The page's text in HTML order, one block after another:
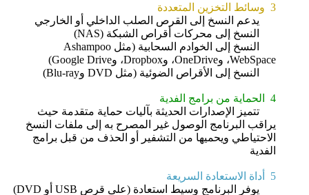
3 وسائط التخزين المتعددة
يدعم النسخ إلى القرص الصلب الداخلي أو الخارجي
النسخ إلى محركات أقراص الشبكة (NAS)
النسخ إلى الخوادم السحابية (مثل Ashampoo
WebSpace، وOneDrive، وDropbox، وGoogle Drive)
النسخ إلى الأقراص الضوئية (مثل DVD وBlu-ray)
4 الحماية من برامج الفدية
تتميز الإصدارات الحديثة بآليات حماية متقدمة حيث
يراقب البرنامج الوصول غير المصرح به إلى ملفات النسخ
الاحتياطي ويحميها من التشفير أو الحذف من قبل برامج
الفدية
5 أداة الاستعادة السريعة
يوفر البرنامج وسيط استعادة (على قرص USB أو DVD)